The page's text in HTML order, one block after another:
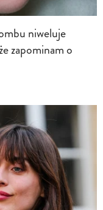
niweluje
zapominam o